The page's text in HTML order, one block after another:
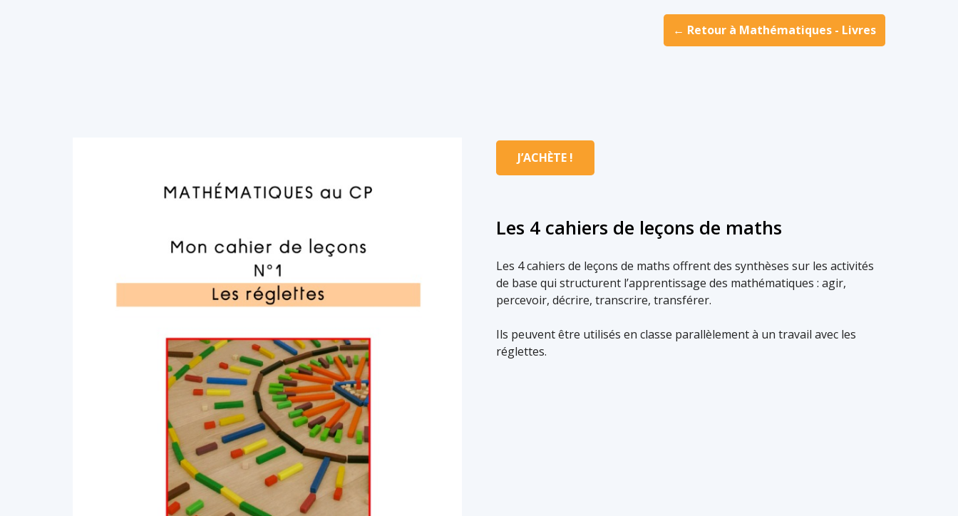
← Retour à Mathématiques - Livres
J’ACHÈTE !
Les 4 cahiers de leçons de maths
Les 4 cahiers de leçons de maths offrent des synthèses sur les activités
de base qui structurent l’apprentissage des mathématiques : agir,
percevoir, décrire, transcrire, transférer.
Ils peuvent être utilisés en classe parallèlement à un travail avec les
réglettes.